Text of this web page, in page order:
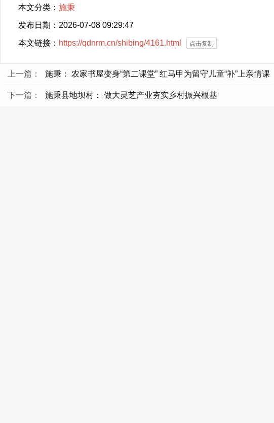
本文分类： 施秉
发布日期：2026-07-08 09:29:47
本文链接： https://qdnrm.cn/shibing/4161.html 点击复制
上一篇： 施秉： 农家书屋变身“第二课堂” 红马甲为留守儿童“补”上亲情课
下一篇： 施秉县地坝村： 做大灵芝产业夯实乡村振兴根基